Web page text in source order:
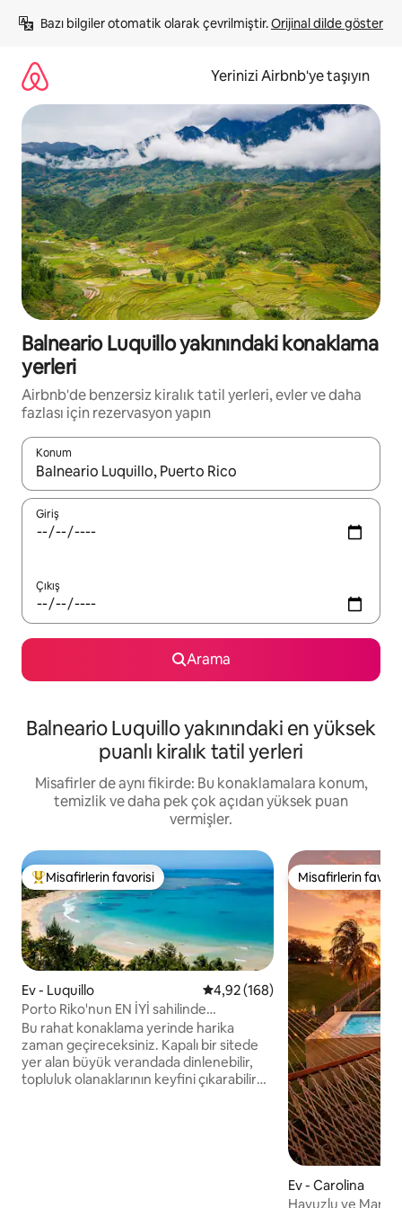
atla
Bazı bilgiler otomatik olarak çevrilmiştir. Orijinal dilde göster
Yerinizi Airbnb'ye taşıyın
Balneario Luquillo yakınındaki konaklama
yerleri
Airbnb'de benzersiz kiralık tatil yerleri, evler ve daha
fazlası için rezervasyon yapın
Konum
Sonuçlar kullanılabilir olduğunda yukarı ve aşağı oklarıyla
Giriş
Çıkış
Arama
Balneario Luquillo yakınındaki en yüksek
puanlı kiralık tatil yerleri
Misafirler de aynı fikirde: Bu konaklamalara konum,
temizlik ve daha pek çok açıdan yüksek puan
vermişler.
Misafirlerin favorilerinden en beğenilenler arasında
Misafirlerin favorisi
Ev - Luquillo 5 üzerinden ortalama 4,92
4,92 (168)
Porto Riko'nun EN İYİ sahilinde
yenilenmiş sahil evi
Bu rahat konaklama yerinde harika
zaman geçireceksiniz. Kapalı bir sitede
yer alan büyük verandada dinlenebilir,
topluluk olanaklarının keyfini çıkarabilir
Misafirlerin
Misafirlerin
Ev - Carolina
Havuzlu ve